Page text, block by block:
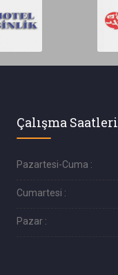
Çalışma Saatleri
Pazartesi-Cuma :
Cumartesi :
Pazar :